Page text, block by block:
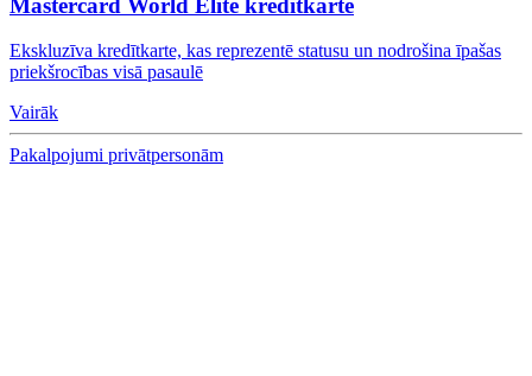
Ekskluzīva kredītkarte, kas reprezentē statusu un nodrošina īpašas
priekšrocības visā pasaulē
Vairāk
Pakalpojumi privātpersonām